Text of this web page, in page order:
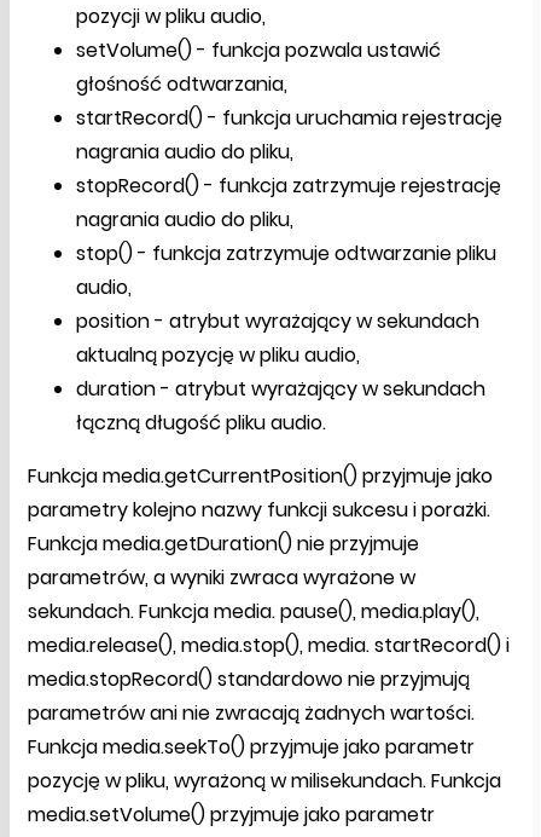
pozycji w pliku audio,
setVolume() - funkcja pozwala ustawić
głośność odtwarzania,
startRecord() - funkcja uruchamia rejestrację
nagrania audio do pliku,
stopRecord() - funkcja zatrzymuje rejestrację
nagrania audio do pliku,
stop() - funkcja zatrzymuje odtwarzanie pliku
audio,
position - atrybut wyrażający w sekundach
aktualną pozycję w pliku audio,
duration - atrybut wyrażający w sekundach
łączną długość pliku audio.
Funkcja media.getCurrentPosition() przyjmuje jako
parametry kolejno nazwy funkcji sukcesu i porażki.
Funkcja media.getDuration() nie przyjmuje
parametrów, a wyniki zwraca wyrażone w
sekundach. Funkcja media. pause(), media.play(),
media.release(), media.stop(), media. startRecord() i
media.stopRecord() standardowo nie przyjmują
parametrów ani nie zwracają żadnych wartości.
Funkcja media.seekTo() przyjmuje jako parametr
pozycję w pliku, wyrażoną w milisekundach. Funkcja
media.setVolume() przyjmuje jako parametr